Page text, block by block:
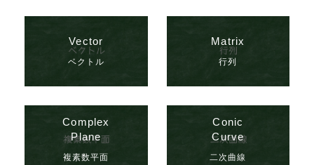
Vector
ベクトル
Matrix
行列
Complex
Plane
複素数平面
Conic
Curve
二次曲線